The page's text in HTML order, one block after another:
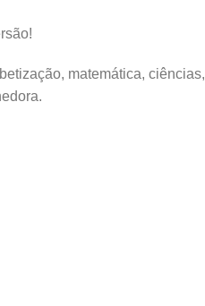
matemática, ciências,